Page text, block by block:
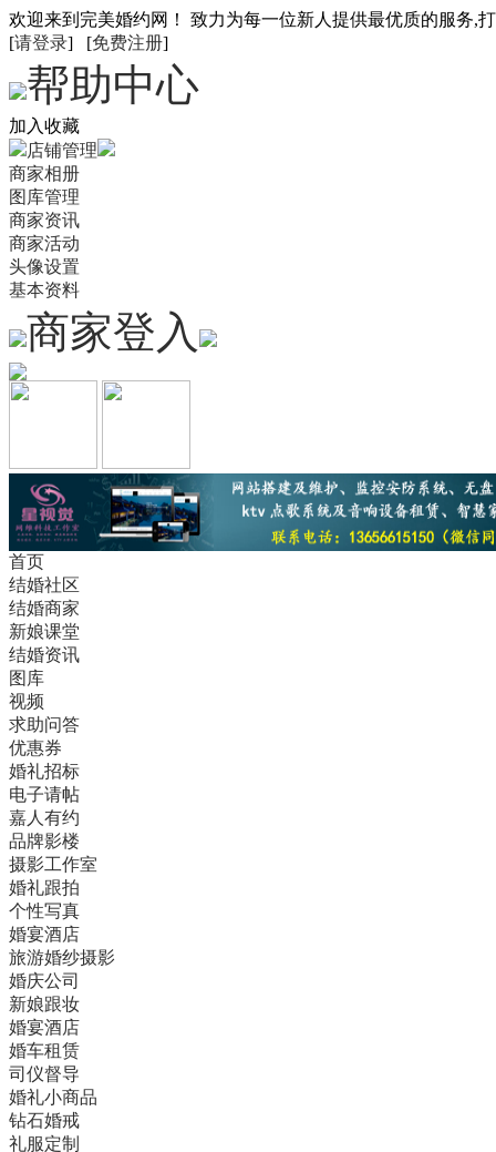
欢迎来到完美婚约网！ 致力为每一位新人提供最优质的服务,
[请登录] [免费注册]
帮助中心
加入收藏
店铺管理
商家相册
图库管理
商家资讯
商家活动
头像设置
基本资料
商家登入
首页
结婚社区
结婚商家
新娘课堂
结婚资讯
图库
视频
求助问答
优惠券
婚礼招标
电子请帖
嘉人有约
品牌影楼
摄影工作室
婚礼跟拍
个性写真
婚宴酒店
旅游婚纱摄影
婚庆公司
新娘跟妆
婚宴酒店
婚车租赁
司仪督导
婚礼小商品
钻石婚戒
礼服定制